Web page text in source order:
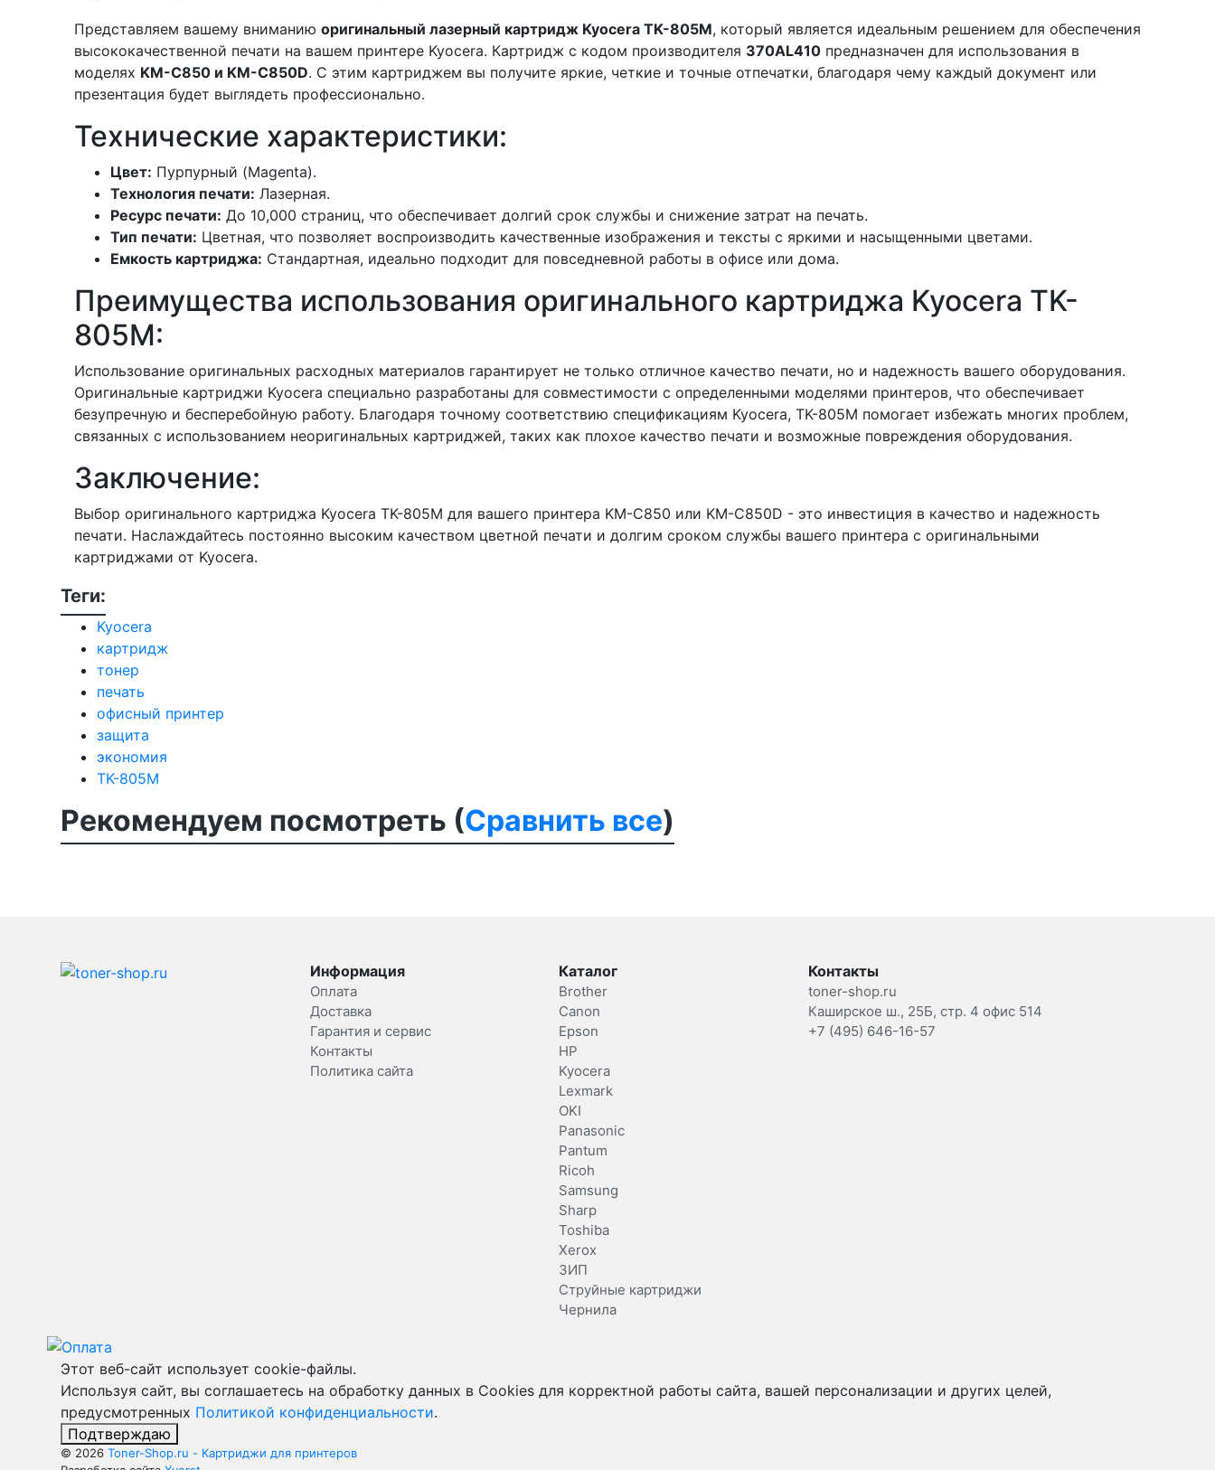
Представляем вашему вниманию оригинальный лазерный картридж Kyocera TK-805M, который является идеальным решением для обеспечения
высококачественной печати на вашем принтере Kyocera. Картридж с кодом производителя 370AL410 предназначен для использования в
моделях KM-C850 и KM-C850D. С этим картриджем вы получите яркие, четкие и точные отпечатки, благодаря чему каждый документ или
презентация будет выглядеть профессионально.
Технические характеристики:
Цвет: Пурпурный (Magenta).
Технология печати: Лазерная.
Ресурс печати: До 10,000 страниц, что обеспечивает долгий срок службы и снижение затрат на печать.
Тип печати: Цветная, что позволяет воспроизводить качественные изображения и тексты с яркими и насыщенными цветами.
Емкость картриджа: Стандартная, идеально подходит для повседневной работы в офисе или дома.
Преимущества использования оригинального картриджа Kyocera TK-
805M:
Использование оригинальных расходных материалов гарантирует не только отличное качество печати, но и надежность вашего оборудования.
Оригинальные картриджи Kyocera специально разработаны для совместимости с определенными моделями принтеров, что обеспечивает
безупречную и бесперебойную работу. Благодаря точному соответствию спецификациям Kyocera, TK-805M помогает избежать многих проблем,
связанных с использованием неоригинальных картриджей, таких как плохое качество печати и возможные повреждения оборудования.
Заключение:
Выбор оригинального картриджа Kyocera TK-805M для вашего принтера KM-C850 или KM-C850D - это инвестиция в качество и надежность
печати. Наслаждайтесь постоянно высоким качеством цветной печати и долгим сроком службы вашего принтера с оригинальными
картриджами от Kyocera.
Теги:
Kyocera
картридж
тонер
печать
офисный принтер
защита
экономия
TK-805M
Рекомендуем посмотреть (Сравнить все)
Информация
Оплата
Доставка
Гарантия и сервис
Контакты
Политика сайта
Каталог
Brother
Canon
Epson
HP
Kyocera
Lexmark
OKI
Panasonic
Pantum
Ricoh
Samsung
Sharp
Toshiba
Xerox
ЗИП
Струйные картриджи
Чернила
Контакты
toner-shop.ru
Каширское ш., 25Б, стр. 4 офис 514
+7 (495) 646-16-57
Этот веб-сайт использует cookie-файлы.
Используя сайт, вы соглашаетесь на обработку данных в Cookies для корректной работы сайта, вашей персонализации и других целей,
предусмотренных Политикой конфиденциальности.
Подтверждаю
© 2026 Toner-Shop.ru - Картриджи для принтеров